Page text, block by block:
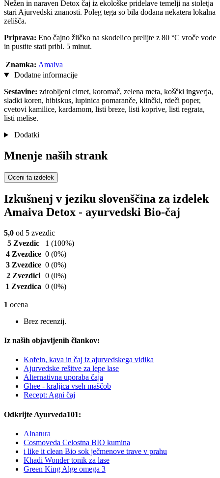
Nežen in naraven Detox čaj iz ekološke pridelave temelji na stoletja
stari Ajurvedski znanosti. Poleg tega so bila dodana nekatera lokalna
zelišča.
Priprava: Eno čajno žličko na skodelico prelijte z 80 °C vroče vode
in pustite stati pribl. 5 minut.
Znamka: Amaiva
Dodatne informacije
Sestavine: zdrobljeni cimet, koromač, zelena meta, koščki ingverja,
sladki koren, hibiskus, lupinica pomaranče, klinčki, rdeči poper,
cvetovi kamilice, kardamom, listi breze, listi koprive, listi regrata,
listi melise.
Dodatki
Mnenje naših strank
Oceni ta izdelek
Izkušnenj v jeziku slovenščina za izdelek
Amaiva Detox - ayurvedski Bio-čaj
5,0 od 5 zvezdic
5 Zvezdic
1 (100%)
4 Zvezdice 0 (0%)
3 Zvezdice 0 (0%)
2 Zvezdici 0 (0%)
1 Zvezdica 0 (0%)
1 ocena
Brez recenzij.
Iz naših objavljenih člankov:
Kofein, kava in čaj iz ajurvedskega vidika
Ajurvedske rešitve za lepe lase
Alternativna uporaba čaja
Ghee - kraljica vseh maščob
Recept: Agni čaj
Odkrijte Ayurveda101:
Alnatura
Cosmoveda Celostna BIO kumina
i like it clean Bio sok ječmenove trave v prahu
Khadi Wonder tonik za lase
Green King Alge omega 3